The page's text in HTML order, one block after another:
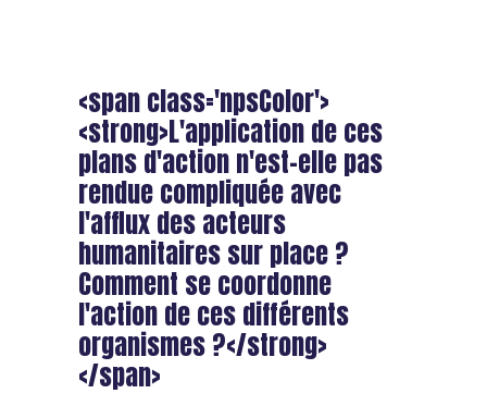
<span class='npsColor'>
<strong>L'application de ces
plans d'action n'est-elle pas
rendue compliquée avec
l'afflux des acteurs
humanitaires sur place ?
Comment se coordonne
l'action de ces différents
organismes ?</strong>
</span>